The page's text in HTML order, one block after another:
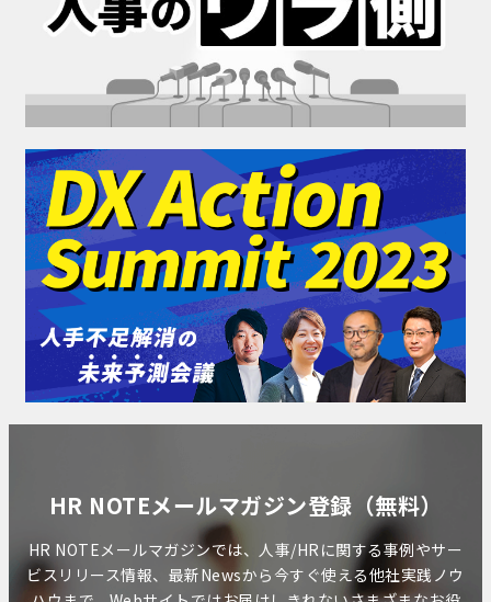
HR NOTEメールマガジン登録（無料）
HR NOTEメールマガジンでは、人事/HRに関する事例やサー
ビスリリース情報、最新Newsから今すぐ使える他社実践ノウ